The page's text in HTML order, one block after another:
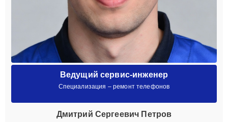
Ведущий сервис-инженер
Специализация – ремонт телефонов
Дмитрий Сергеевич Петров